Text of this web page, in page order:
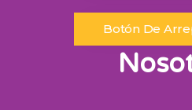
Botón De